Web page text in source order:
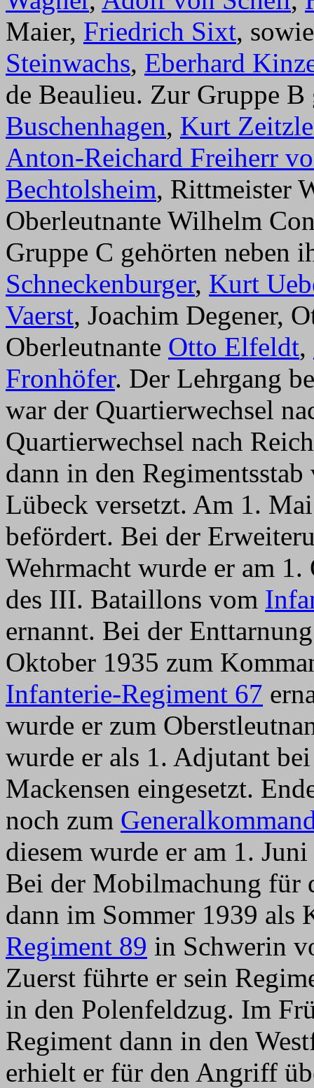
Maier, Friedrich Sixt,
Steinwachs, Eberhard
de Beaulieu. Zur Gruppe
Buschenhagen, Kurt
Anton-Reichard Freiherr
Bechtolsheim, Rittmeister
Oberleutnante Wilhelm
Gruppe C gehörten neben
Schneckenburger, Kurt
Vaerst, Joachim Degener,
Oberleutnante Otto Elfeldt,
Fronhöfer. Der Lehrgang
war der Quartierwechsel
Quartierwechsel nach
dann in den
Lübeck versetzt. Am 1.
befördert. Bei der
Wehrmacht wurde er am
des III. Bataillons vom
ernannt. Bei der
Oktober 1935 zum
Infanterie-Regiment 67
wurde er zum
wurde er als 1. Adjutant
Mackensen eingesetzt.
noch zum
diesem wurde er am 1.
Bei der Mobilmachung für
dann im Sommer 1939 als
Regiment 89 in Schwerin
Zuerst führte er sein
in den Polenfeldzug. Im
Regiment dann in den
erhielt er für den Angriff